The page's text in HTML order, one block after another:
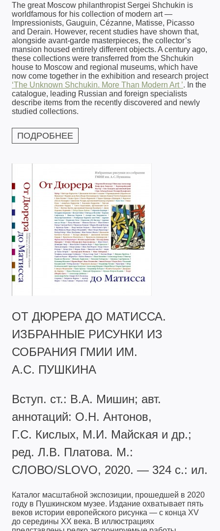
The great Moscow philanthropist Sergei Shchukin is
worldfamous for his collection of modern art —
Impressionists, Gauguin, Cézanne, Matisse, Picasso
and Derain. However, recent studies have shown that,
alongside avant-garde masterpieces, the collector’s
mansion housed entirely different objects. A century ago,
these collections were transferred from the Shchukin
house to Moscow and regional museums, which have
now come together in the exhibition and research project
‘The Unknown Shchukin. More Than Modern Art ’. In the
catalogue, leading Russian and foreign specialists
describe items from the recently discovered and newly
studied collections.
ПОДРОБНЕЕ
ОТ ДЮРЕРА ДО МАТИССА.
ИЗБРАННЫЕ РИСУНКИ ИЗ
СОБРАНИЯ ГМИИ ИМ.
А.С. ПУШКИНА
Вступ. ст.: В.А. Мишин; авт.
аннотаций: О.Н. Антонов,
Г.С. Кислых, М.И. Майская и др.;
ред. Л.В. Платова. М.:
СЛОВО/SLOVO, 2020. — 324 с.: ил.
Каталог масштабной экспозиции, прошедшей в 2020
году в Пушкинском музее. Издание охватывает пять
веков истории европейского рисунка — с конца XV
до середины XX века. В иллюстрациях